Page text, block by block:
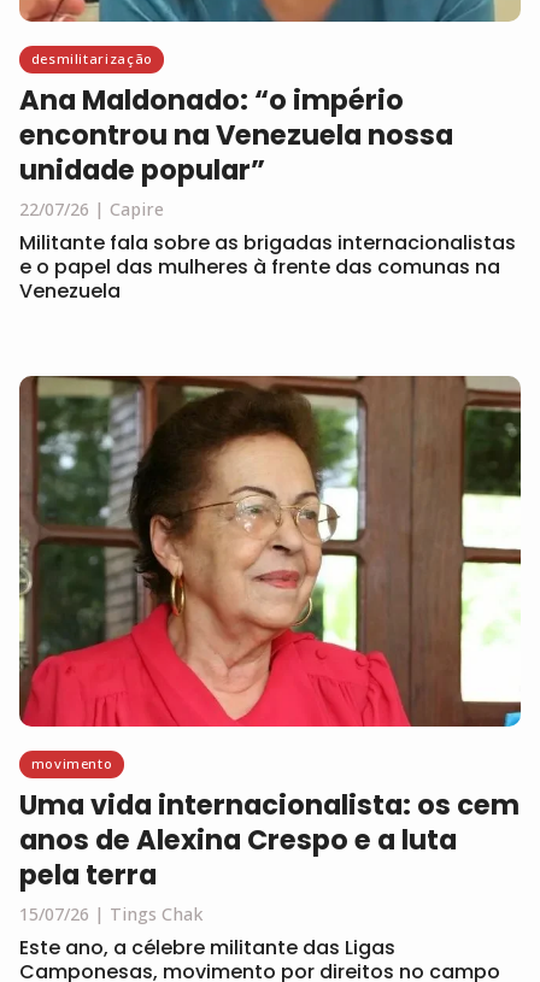
desmilitarização
Ana Maldonado: “o império
encontrou na Venezuela nossa
unidade popular”
22/07/26 Capire
Militante fala sobre as brigadas internacionalistas
e o papel das mulheres à frente das comunas na
Venezuela
movimento
Uma vida internacionalista: os cem
anos de Alexina Crespo e a luta
pela terra
15/07/26 Tings Chak
Este ano, a célebre militante das Ligas
Camponesas, movimento por direitos no campo